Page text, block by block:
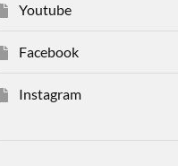
Youtube
Facebook
Instagram